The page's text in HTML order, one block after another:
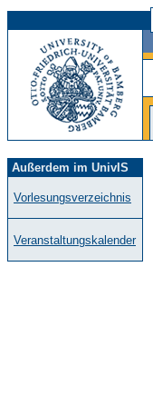
Außerdem im UnivIS
Vorlesungsverzeichnis
Veranstaltungskalender